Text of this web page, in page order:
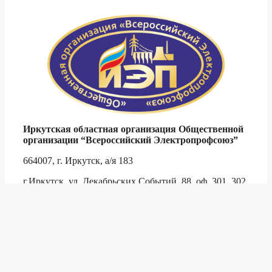
Иркутская областная организация Общественной
организации “Всероссийский Электропрофсоюз”
664007, г. Иркутск, а/я 183
г.Иркутск, ул. Декабрьских Событий, 88, оф. 301, 302